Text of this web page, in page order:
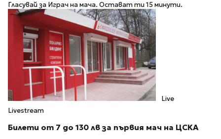
Гласувай за Играч на мача. Остават ти 15 минути.
Live
Livestream
Билети от 7 до 130 лв за първия мач на ЦСКА